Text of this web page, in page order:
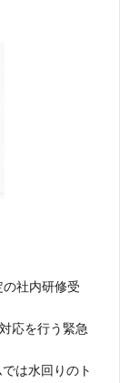
社内研修受
応を行う緊急
は水回りのト